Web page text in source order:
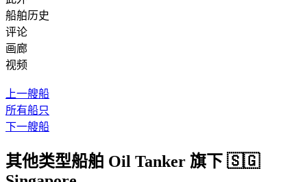
船舶历史
评论
画廊
视频
上一艘船
所有船只
下一艘船
其他类型船舶 Oil Tanker 旗下 🇸🇬